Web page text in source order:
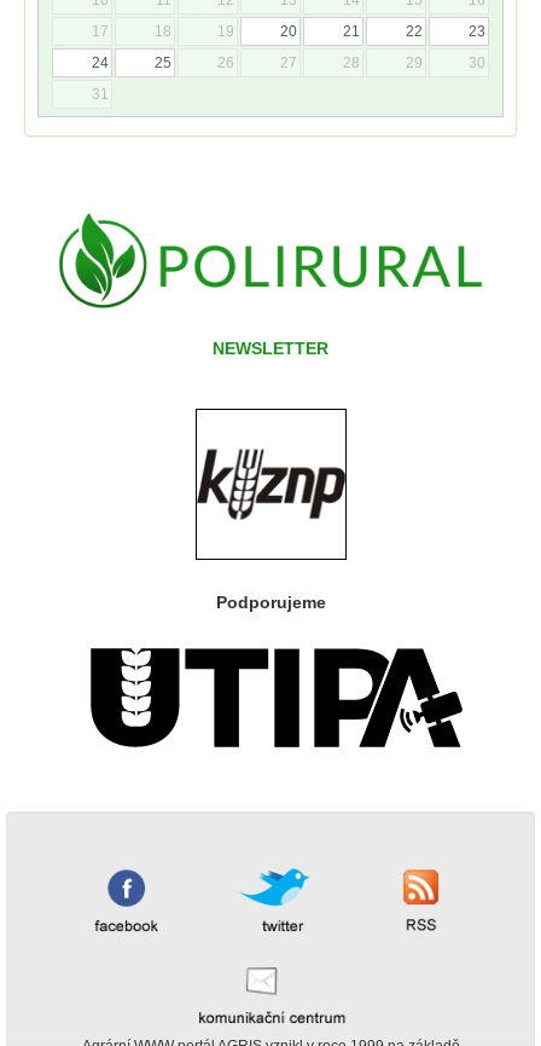
17
18 19 20 21 22
23
24
25 26 27 28 29
30
31
NEWSLETTER
Podporujeme